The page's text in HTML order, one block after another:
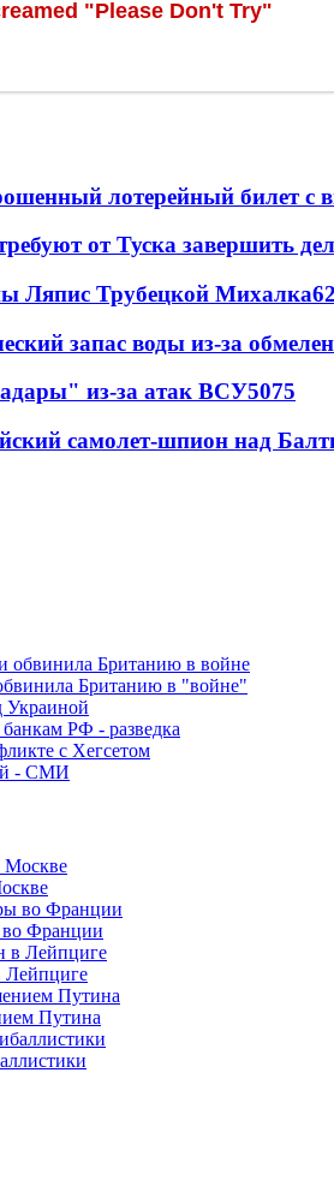
лотерейный билет
от Туска завершить
Ляпис Трубецкой Михалка
запас воды из-за
из-за атак ВСУ5075
самолет-шпион над
Британию в "войне"
Украиной
РФ - разведка
с Хегсетом
- СМИ
во Франции
Лейпциге
Путина